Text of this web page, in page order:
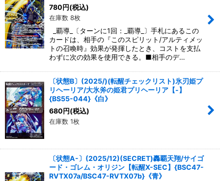
780円(税込)
在庫数 8枚
_覇導_〔ターンに1回：_覇導_〕手札にあるこの
カードは、相手の『このスピリット/アルティメッ
トの召喚時』効果が発揮したとき、コストを支払
わずに次の効果を使用できる。■相手のデ…
〔状態B〕(2025/)(転醒チェックリスト)氷刃姫プ
リヘーリア/大氷斧の姫君プリヘーリア【-】
{BS55-044}《白》
680円(税込)
在庫数 1枚
〔状態A-〕(2025/12)(SECRET)轟覇天翔/サイゴ
ード・ゴレム・オリジン【転醒X-SEC】{BSC47-
RVTX07a/BSC47-RVTX07b}《青》